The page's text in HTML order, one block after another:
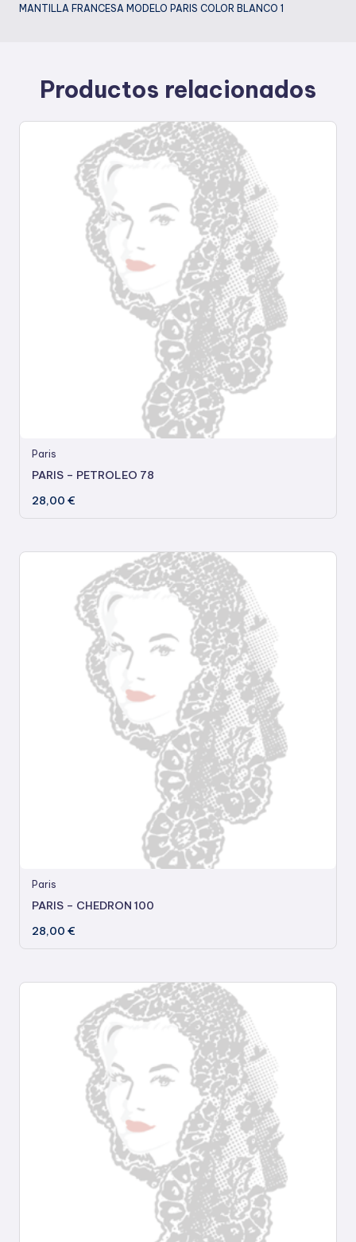
MANTILLA FRANCESA MODELO PARIS COLOR BLANCO 1
Productos relacionados
Paris
PARIS – PETROLEO 78
28,00€
Paris
PARIS – CHEDRON 100
28,00€